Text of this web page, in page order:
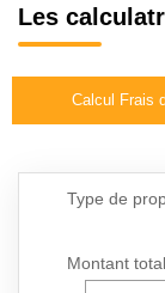
Les
Calcul Frais